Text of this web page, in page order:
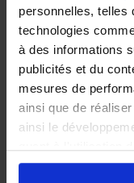
personnelles, telles
technologies
à des informations
publicités et du
mesures de
ainsi que de
ainsi le
Vous pouvez
votre
Corse
Corse-du-Sud
Haute-Corse(2B)